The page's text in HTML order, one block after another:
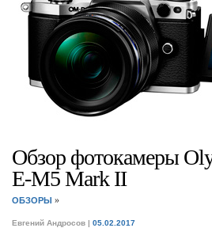
Обзор фотокамеры
E-M5 Mark II
ОБЗОРЫ »
Евгений Андросов | 05.02.2017